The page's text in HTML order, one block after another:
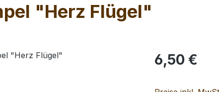
"Herz Flügel"
Regulärer Preis:
6,50 €